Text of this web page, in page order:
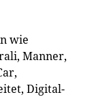
wie
Manner,
Digital-